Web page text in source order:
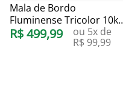
Mala de Bordo
Fluminense Tricolor 10kg
Bagaggio
R$499,99 ou 5x de
R$ 99,99